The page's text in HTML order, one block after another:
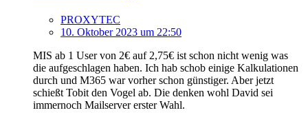
PROXYTEC
10. Oktober 2023 um 22:50
MIS ab 1 User von 2€ auf 2,75€ ist schon nicht wenig was
die aufgeschlagen haben. Ich hab schob einige Kalkulationen
durch und M365 war vorher schon günstiger. Aber jetzt
schießt Tobit den Vogel ab. Die denken wohl David sei
immernoch Mailserver erster Wahl.